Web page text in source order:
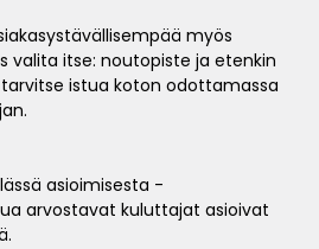
myös
valita itse: noutopiste ja etenkin
istua koton odottamassa
asioimisesta -
arvostavat kuluttajat asioivat